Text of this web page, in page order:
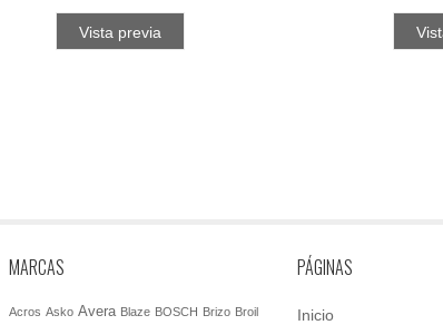
Vista previa
MARCAS
Acros Asko Avera Blaze BOSCH Brizo Broil
PÁGINAS
Inicio